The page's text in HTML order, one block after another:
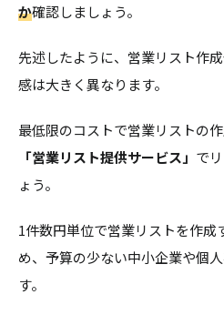
か確認しましょう。
先述したように、営業リスト作
感は大きく異なります。
最低限のコストで営業リストの
「営業リスト提供サービス」 で
ょう。
1件数円単位で営業リストを作成
め、予算の少ない中小企業や個
す。